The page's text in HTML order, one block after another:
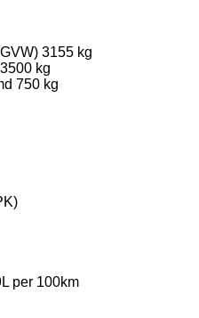
3155 kg
3500 kg
750 kg
per 100km